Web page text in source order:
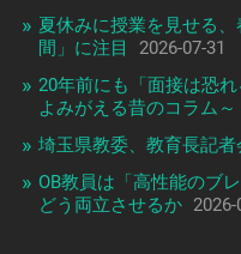
夏休みに授業を見せる
間」に注目
2026-07-31
20年前にも「面接は恐
よみがえる昔のコラム～
埼玉県教委、教育長記
OB教員は「高性能のブ
どう両立させるか 2026-